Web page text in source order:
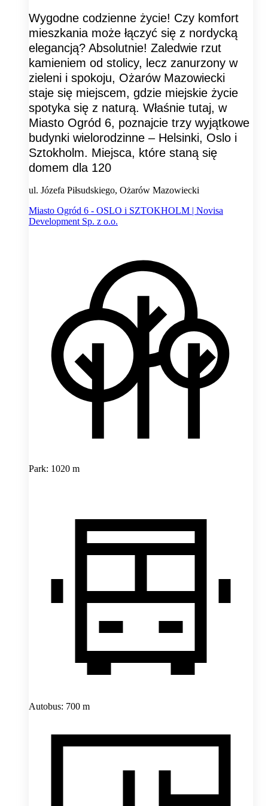
Wygodne codzienne życie! Czy komfort
mieszkania może łączyć się z nordycką
elegancją? Absolutnie! Zaledwie rzut
kamieniem od stolicy, lecz zanurzony w
zieleni i spokoju, Ożarów Mazowiecki
staje się miejscem, gdzie miejskie życie
spotyka się z naturą. Właśnie tutaj, w
Miasto Ogród 6, poznajcie trzy wyjątkowe
budynki wielorodzinne – Helsinki, Oslo i
Sztokholm. Miejsca, które staną się
domem dla 120
ul. Józefa Piłsudskiego, Ożarów Mazowiecki
Miasto Ogród 6 - OSLO i SZTOKHOLM | Novisa
Development Sp. z o.o.
Park: 1020 m
Autobus: 700 m